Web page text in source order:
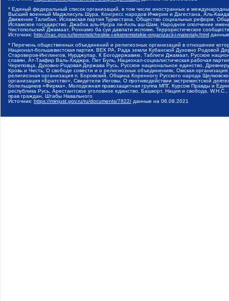
* Единый федеральный список организаций, в том числе иностранных и
Высший военный Маджлисуль Шура, Конгресс народов Ичкерии и Дагестана, Аль-
Движение Талибан, Исламская партия Туркестана, Общество социальных реформ,
Исламское государство, Джабха аль-Нусра ли-Ахль аш-Шам, Народное ополчение
Чистопольский Джамаат, Рохнамо ба суи давлати исломи, Террористическое
Источник: http://nac.gov.ru/terroristicheskie-i-ekstremistskie-organizacii-i-materialy.html
* Перечень общественных объединений и религиозных организаций в отношении
Национал-большевистская партия, ВЕК РА, Рада земли Кубанской Духовно Родовой
Староверов-Инглингов, Нурджулар, К Богодержавию, Таблиги Джамаат, Русское
славян, Ат-Такфир Валь-Хиджра, Пит Буль, Национал-социалистическая рабочая
Череповца, Духовно-Родовая Держава Русь, Русское национальное единство,
Кровь и Честь, О свободе совести и о религиозных объединениях, Омская
религиозная организация п. Боровский, Община Коренного Русского народа
организация «Братство», Свидетели Иеговы, О противодействии экстремистской
болельщиков «Фирма», Молодежная правозащитная группа МПГ, Курсом Правды и
республика Русь, Арестантское уголовное единство, Башкорт, Нация и свобода,
прав граждан, Штабы Навального
Источник: https://minjust.gov.ru/ru/documents/7822/ данные на 06.08.2021